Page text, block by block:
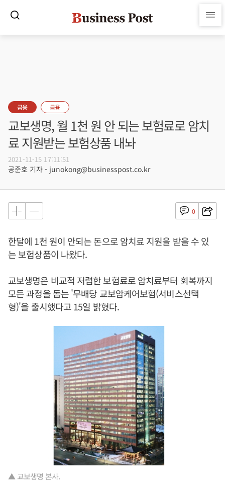
금융 금융
교보생명, 월 1천 원 안 되는 보험료로 암치
료 지원받는 보험상품 내놔
2021-11-15 17:11:51
공준호 기자 - junokong@businesspost.co.kr
0
한달에 1천 원이 안되는 돈으로 암치료 지원을 받을 수 있
는 보험상품이 나왔다.
교보생명은 비교적 저렴한 보험료로 암치료부터 회복까지
모든 과정을 돕는 '무배당 교보암케어보험(서비스선택
형)'을 출시했다고 15일 밝혔다.
▲ 교보생명 본사.